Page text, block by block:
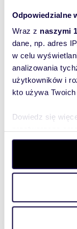
Odpowiedzialne
Wraz z naszymi
dane, np. adres
w celu
analizowania
użytkowników i
kto używa
Dowiedz się
szczegółów. W
wycofać swoją
aby oferować
witrynie.
analitycznym.